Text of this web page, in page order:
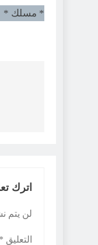
* مسلك *
اترك
لن يتم
التعليق *